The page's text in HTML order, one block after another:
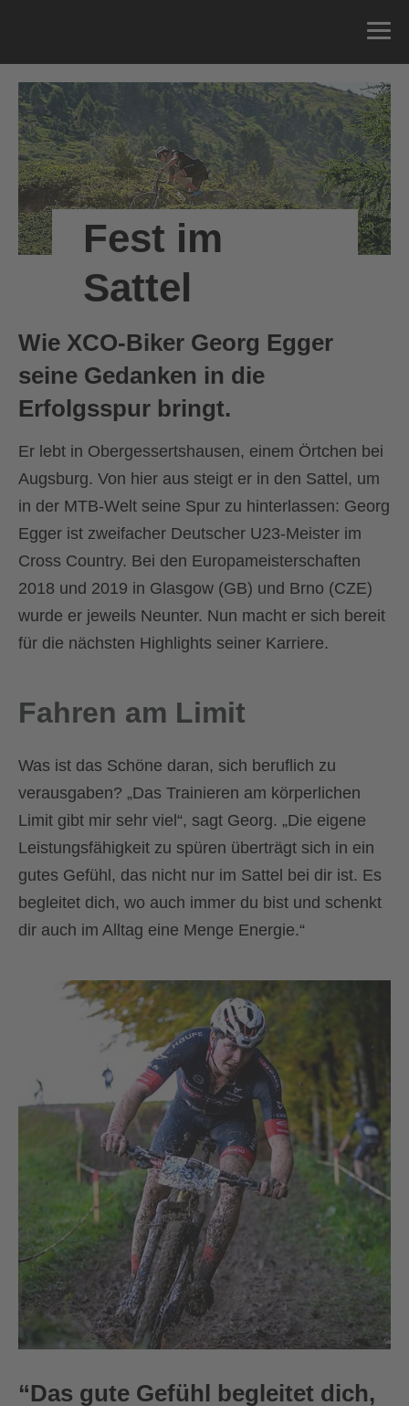
Fest im
Sattel
Wie XCO-Biker Georg Egger
seine Gedanken in die
Erfolgsspur bringt.
Er lebt in Obergessertshausen, einem Örtchen bei
Augsburg. Von hier aus steigt er in den Sattel, um
in der MTB-Welt seine Spur zu hinterlassen: Georg
Egger ist zweifacher Deutscher U23-Meister im
Cross Country. Bei den Europameisterschaften
2018 und 2019 in Glasgow (GB) und Brno (CZE)
wurde er jeweils Neunter. Nun macht er sich bereit
für die nächsten Highlights seiner Karriere.
Fahren am Limit
Was ist das Schöne daran, sich beruflich zu
verausgaben? „Das Trainieren am körperlichen
Limit gibt mir sehr viel“, sagt Georg. „Die eigene
Leistungsfähigkeit zu spüren überträgt sich in ein
gutes Gefühl, das nicht nur im Sattel bei dir ist. Es
begleitet dich, wo auch immer du bist und schenkt
dir auch im Alltag eine Menge Energie.“
“Das gute Gefühl begleitet dich,